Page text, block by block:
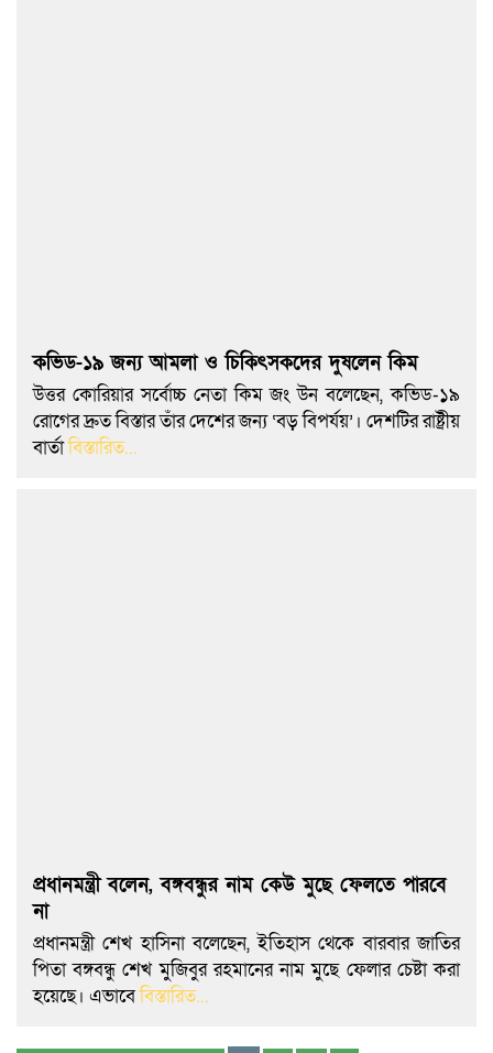
কভিড-১৯ জন্য আমলা ও চিকিৎসকদের দুষলেন কিম
উত্তর কোরিয়ার সর্বোচ্চ নেতা কিম জং উন বলেছেন, কভিড-১৯
রোগের দ্রুত বিস্তার তাঁর দেশের জন্য ‘বড় বিপর্যয়’। দেশটির রাষ্ট্রীয়
বার্তাবিস্তারিত...
প্রধানমন্ত্রী বলেন, বঙ্গবন্ধুর নাম কেউ মুছে ফেলতে পারবে
না
প্রধানমন্ত্রী শেখ হাসিনা বলেছেন, ইতিহাস থেকে বারবার জাতির
পিতা বঙ্গবন্ধু শেখ মুজিবুর রহমানের নাম মুছে ফেলার চেষ্টা করা
হয়েছে। এভাবেবিস্তারিত...